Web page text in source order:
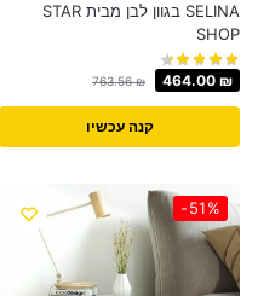
SELINA בגוון לבן מבית STAR
SHOP
763.56₪ 464.00 ₪
קנה עכשיו
-51%